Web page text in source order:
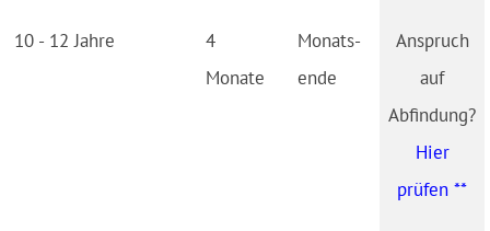
10 - 12 Jahre
4
Monate
Monats­
ende
Hier
prüfen **